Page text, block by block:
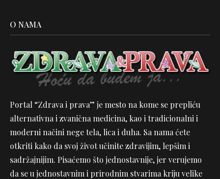
O NAMA
Portal “Zdrava i prava” je mesto na kome se prepliću
alternativna i zvanična medicina, kao i tradicionalni i
moderni načini nege tela, lica i duha. Sa nama ćete
otkriti kako da svoj život učinite zdravijim, lepšim i
sadržajnijim. Pisaćemo što jednostavnije, jer verujemo
da se u jednostavnim i prirodnim stvarima kriju velike